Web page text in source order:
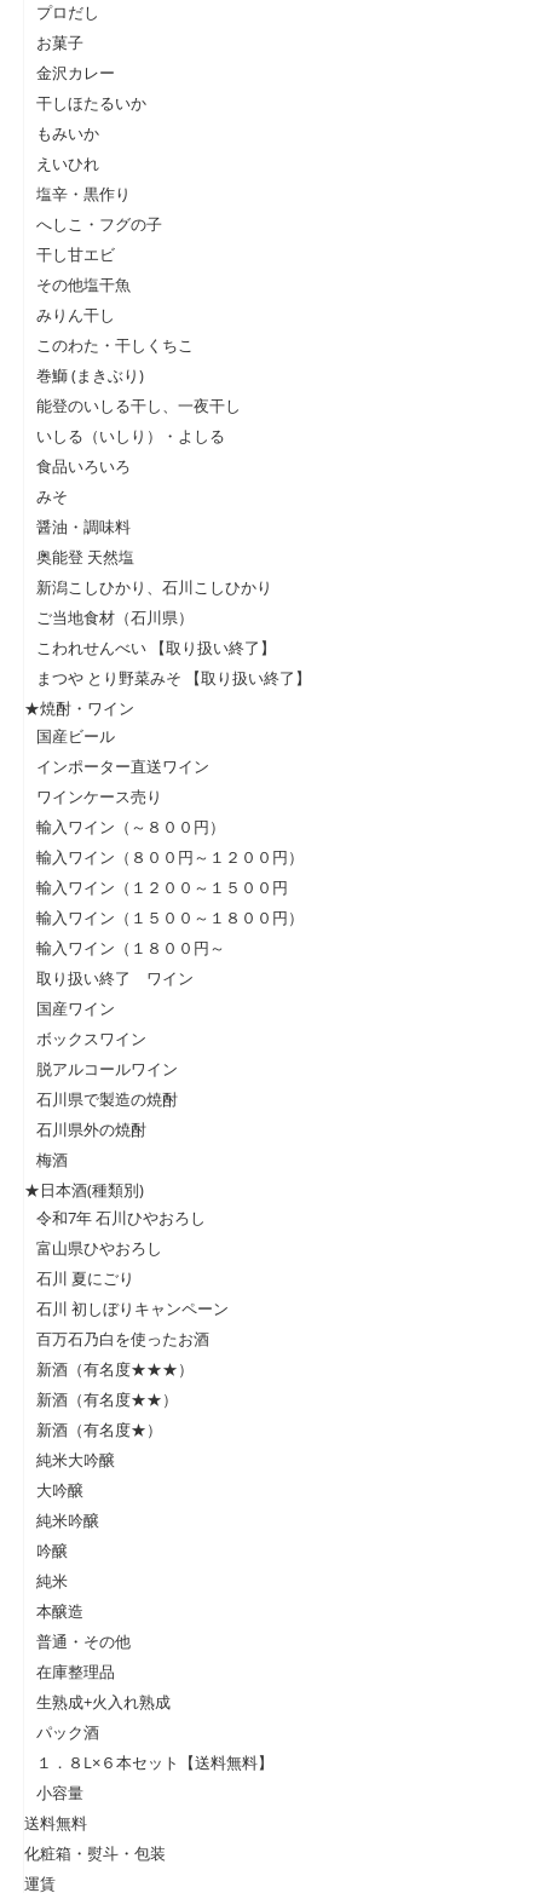
プロだし
お菓子
金沢カレー
干しほたるいか
もみいか
えいひれ
塩辛・黒作り
へしこ・フグの子
干し甘エビ
その他塩干魚
みりん干し
このわた・干しくちこ
巻鰤 (まきぶり)
能登のいしる干し、一夜干し
いしる（いしり）・よしる
食品いろいろ
みそ
醤油・調味料
奥能登 天然塩
新潟こしひかり、石川こしひかり
ご当地食材（石川県）
こわれせんべい 【取り扱い終了】
まつや とり野菜みそ 【取り扱い終了】
★焼酎・ワイン
国産ビール
インポーター直送ワイン
ワインケース売り
輸入ワイン（～８００円）
輸入ワイン（８００円～１２００円）
輸入ワイン（１２００～１５００円
輸入ワイン（１５００～１８００円）
輸入ワイン（１８００円～
取り扱い終了 ワイン
国産ワイン
ボックスワイン
脱アルコールワイン
石川県で製造の焼酎
石川県外の焼酎
梅酒
★日本酒(種類別)
令和7年 石川ひやおろし
富山県ひやおろし
石川 夏にごり
石川 初しぼりキャンペーン
百万石乃白を使ったお酒
新酒（有名度★★★）
新酒（有名度★★）
新酒（有名度★）
純米大吟醸
大吟醸
純米吟醸
吟醸
純米
本醸造
普通・その他
在庫整理品
生熟成+火入れ熟成
パック酒
１．８L×６本セット【送料無料】
小容量
送料無料
化粧箱・熨斗・包装
運賃